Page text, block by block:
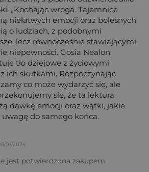
„Kochając wroga. Tajemnice
niełatwych emocji oraz bolesnych
o ludziach, z podobnymi
lecz równocześnie stawiającymi
niepewności. Gosia Nealon
tło dziejowe z życiowymi
ich skutkami. Rozpoczynając
co może wydarzyć się, ale
się, że ta lektura
dawkę emocji oraz wątki, jakie
do samego końca.
01/2024
jest potwierdzona zakupem